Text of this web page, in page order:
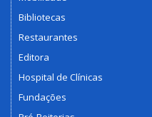
Bibliotecas
Restaurantes
Editora
Hospital de Clínicas
Fundações